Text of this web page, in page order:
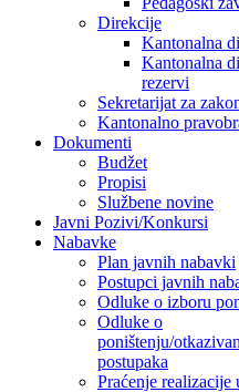
Direkcije
Kantonalna
Kantonalna
rezervi
Sekretarijat za
Kantonalno
Dokumenti
Budžet
Propisi
Službene novine
Javni Pozivi/Konkursi
Nabavke
Plan javnih nabavki
Postupci javnih
Odluke o izboru
Odluke o
poništenju/
postupaka
Praćenje realizacije